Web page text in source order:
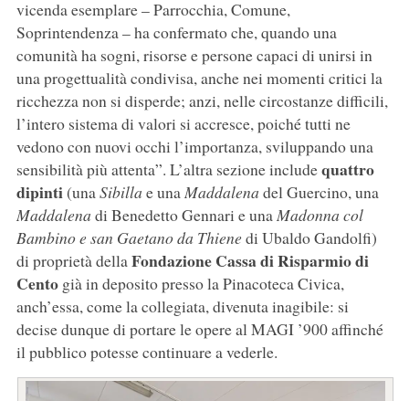
vicenda esemplare – Parrocchia, Comune,
Soprintendenza – ha confermato che, quando una
comunità ha sogni, risorse e persone capaci di unirsi in
una progettualità condivisa, anche nei momenti critici la
ricchezza non si disperde; anzi, nelle circostanze difficili,
l’intero sistema di valori si accresce, poiché tutti ne
vedono con nuovi occhi l’importanza, sviluppando una
sensibilità più attenta”. L’altra sezione includequattro
dipinti(unaSibilla e unaMaddalena del Guercino, una
Maddalena di Benedetto Gennari e unaMadonna col
Bambino e san Gaetano da Thienedi Ubaldo Gandolfi)
di proprietà dellaFondazione Cassa di Risparmio di
Centogià in deposito presso la Pinacoteca Civica,
anch’essa, come la collegiata, divenuta inagibile: si
decise dunque di portare le opere al MAGI ’900 affinché
il pubblico potesse continuare a vederle.